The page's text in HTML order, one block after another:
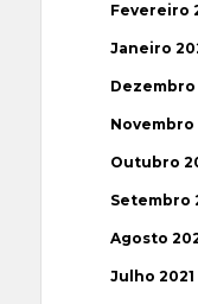
Fevereiro
Janeiro
Dezembro
Novembro
Outubro
Setembro
Agosto
Julho 2021